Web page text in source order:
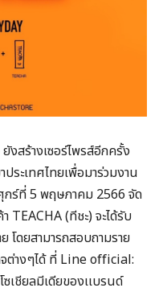
สร้างเซอร์ไพรส์อีกครั้ง
ระเทศไทยเพื่อมาร่วมงาน
ร์ที่ 5 พฤษภาคม 2566 จัด
(ทีชะ) จะได้รับ
โดยสามารถสอบถามราย
จต่างๆได้ ที่ Line official:
เชียลมีเดียของเเบรนด์